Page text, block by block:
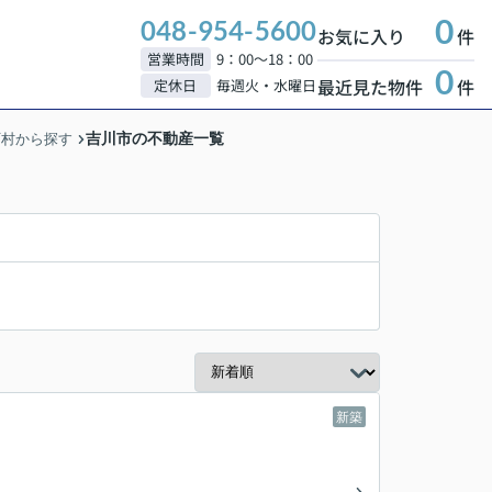
048-954-5600
営業時間
9：00～18：00
定休日
毎週火・水曜日
お気に入り 0件
最近見た物件 0件
から探す 吉川市の不動産一覧
新築